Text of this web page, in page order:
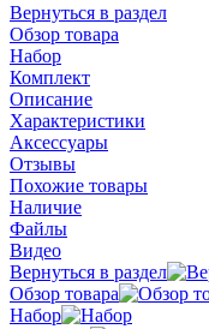
Вернуться в раздел
Обзор товара
Набор
Комплект
Описание
Характеристики
Аксессуары
Отзывы
Похожие товары
Наличие
Файлы
Видео
Вернуться в раздел
Обзор товара
Набор